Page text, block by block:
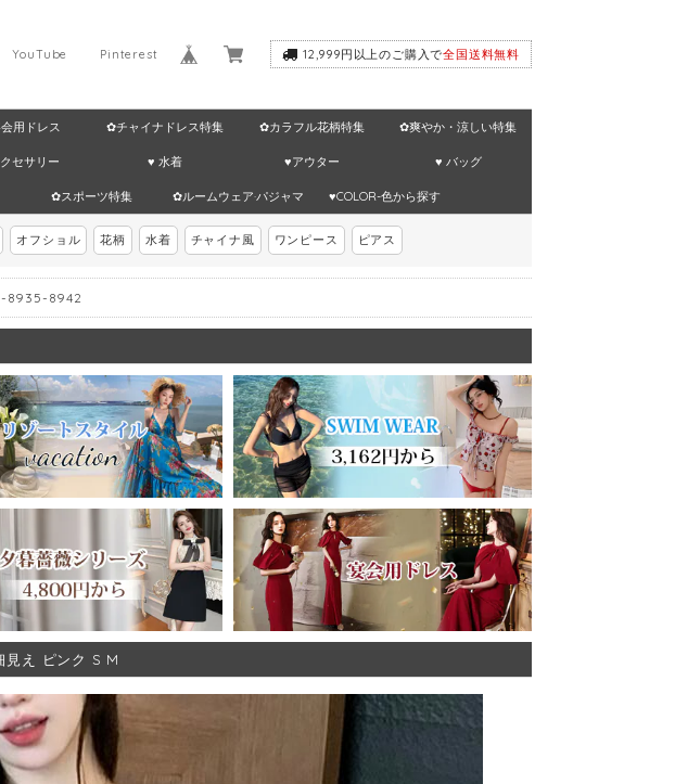
12,999円以上のご購入で全国送料無料
Pinterest
YouTube
用ドレス ✿チャイナドレス特集 ✿カラフル花柄特集 ✿爽やか・涼しい特集
セサリー ♥ 水着 ♥アウター ♥ バッグ
✿スポーツ特集 ✿ルームウェア·パジャマ ♥COLOR-色から探す
オフショル 花柄 水着 チャイナ風 ワンピース ピアス
8942
見え ピンク S M